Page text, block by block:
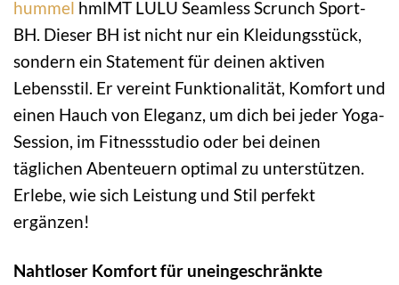
hummel hmlMT LULU Seamless Scrunch Sport-
BH. Dieser BH ist nicht nur ein Kleidungsstück,
sondern ein Statement für deinen aktiven
Lebensstil. Er vereint Funktionalität, Komfort und
einen Hauch von Eleganz, um dich bei jeder Yoga-
Session, im Fitnessstudio oder bei deinen
täglichen Abenteuern optimal zu unterstützen.
Erlebe, wie sich Leistung und Stil perfekt
ergänzen!
Nahtloser Komfort für uneingeschränkte